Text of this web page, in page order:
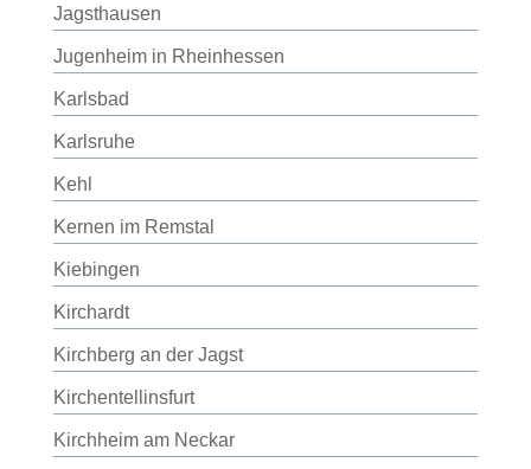
Jagsthausen
Jugenheim in Rheinhessen
Karlsbad
Karlsruhe
Kehl
Kernen im Remstal
Kiebingen
Kirchardt
Kirchberg an der Jagst
Kirchentellinsfurt
Kirchheim am Neckar